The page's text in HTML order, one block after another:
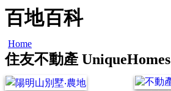
百地百科
Home
住友不動產 UniqueHomes